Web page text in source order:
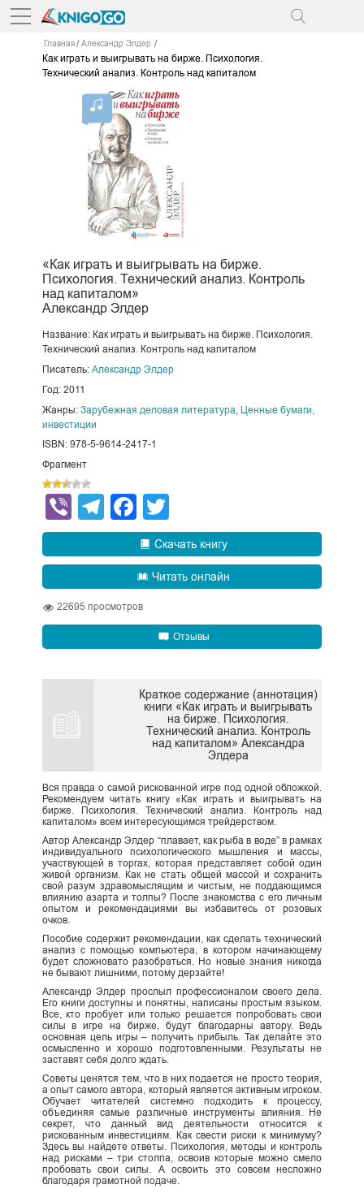
Главная Александр Элдер
Как играть и выигрывать на бирже. Психология.
Технический анализ. Контроль над капиталом
«Как играть и выигрывать на бирже.
Психология. Технический анализ. Контроль
над капиталом»
Александр Элдер
Название: Как играть и выигрывать на бирже. Психология.
Технический анализ. Контроль над капиталом
Писатель: Александр Элдер
Год: 2011
Жанры: Зарубежная деловая литература Ценные бумаги,
инвестиции
ISBN: 978-5-9614-2417-1
Фрагмент
ViberTelegram
Facebook
Скачать книгу
Читать онлайн
22695 просмотров
Отзывы
Краткое содержание (аннотация)
книги «Как играть и выигрывать
на бирже. Психология.
Технический анализ. Контроль
над капиталом» Александра
Элдера
Вся правда о самой рискованной игре под одной обложкой.
Рекомендуем читать книгу «Как играть и выигрывать на
бирже. Психология. Технический анализ. Контроль над
капиталом» всем интересующимся трейдерством.
Автор Александр Элдер “плавает, как рыба в воде” в рамках
индивидуального психологического мышления и массы,
участвующей в торгах, которая представляет собой один
живой организм. Как не стать общей массой и сохранить
свой разум здравомыслящим и чистым, не поддающимся
влиянию азарта и толпы? После знакомства с его личным
опытом и рекомендациями вы избавитесь от розовых
очков.
Пособие содержит рекомендации, как сделать технический
анализ с помощью компьютера, в котором начинающему
будет сложновато разобраться. Но новые знания никогда
не бывают лишними, потому дерзайте!
Александр Элдер прослыл профессионалом своего дела.
Его книги доступны и понятны, написаны простым языком.
Все, кто пробует или только решается попробовать свои
силы в игре на бирже, будут благодарны автору. Ведь
основная цель игры – получить прибыль. Так делайте это
осмысленно и хорошо подготовленными. Результаты не
заставят себя долго ждать.
Советы ценятся тем, что в них подается не просто теория,
а опыт самого автора, который является активным игроком.
Обучает читателей системно подходить к процессу,
объединяя самые различные инструменты влияния. Не
секрет, что данный вид деятельности относится к
рискованным инвестициям. Как свести риски к минимуму?
Здесь вы найдете ответы. Психология, методы и контроль
над рисками – три столпа, освоив которые можно смело
пробовать свои силы. А освоить это совсем несложно
благодаря грамотной подаче.